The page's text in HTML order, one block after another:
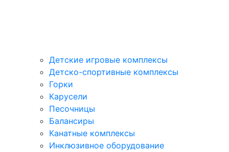
Детские игровые комплексы
Детско-спортивные комплексы
Горки
Карусели
Песочницы
Балансиры
Канатные комплексы
Инклюзивное оборудование